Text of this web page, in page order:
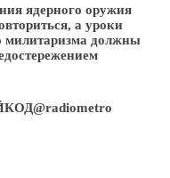
ядерного оружия
а уроки
милитаризма должны